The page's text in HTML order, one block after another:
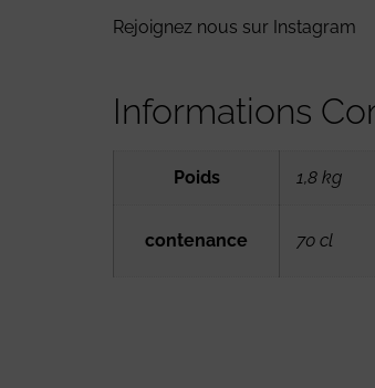
Rejoignez nous sur Instagram
Informations
Poids 1,8 kg
contenance 70 cl